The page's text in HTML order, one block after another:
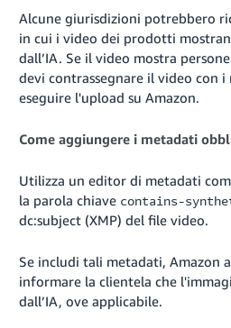
Português
- BR
中
-
日
本
語
-
JP
Alcune giurisdizioni potrebbero
in cui i video dei prodotti
dall’IA. Se il video mostra
devi contrassegnare il video con
eseguire l'upload su Amazon.
Come aggiungere i metadati
Utilizza un editor di metadati
la parola chiave contains-
dc:subject (XMP) del file video.
Se includi tali metadati, Amazon
informare la clientela che
dall’IA, ove applicabile.